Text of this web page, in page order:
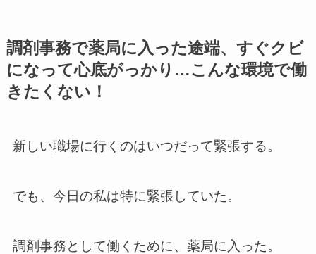
調剤事務で薬局に入った途端、すぐクビ
になって心底がっかり…こんな環境で働
きたくない！
新しい職場に行くのはいつだって緊張する。
でも、今日の私は特に緊張していた。
調剤事務として働くために、薬局に入った。